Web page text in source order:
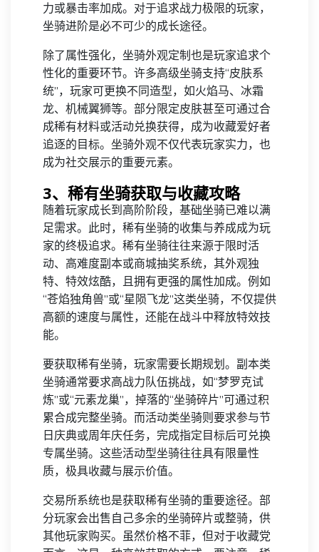
力或暴击率加成。对于追求战力极限的玩家，
坐骑进阶是必不可少的成长途径。
除了属性强化，坐骑外观定制也是玩家追求个
性化的重要环节。许多高级坐骑支持“皮肤系
统”，玩家可更换不同造型，如火焰马、冰霜
龙、机械翼狮等。部分限定皮肤甚至可通过合
成稀有材料或活动兑换获得，成为收藏爱好者
追逐的目标。坐骑外观不仅代表玩家实力，也
成为社交展示的重要元素。
3、稀有坐骑获取与收藏攻略
随着玩家成长到高阶阶段，基础坐骑已难以满
足需求。此时，稀有坐骑的收集与养成成为玩
家的终极追求。稀有坐骑往往来源于限时活
动、高难度副本或商城抽奖系统，其外观独
特、特效炫酷，且拥有更强的属性加成。例如
“苍焰独角兽”或“星陨飞龙”这类坐骑，不仅提供
高额的速度与属性，还能在战斗中释放特效技
能。
要获取稀有坐骑，玩家需要长期规划。副本类
坐骑通常要求高战力队伍挑战，如“梦罗克试
炼”或“元素龙巢”，掉落的“坐骑碎片”可通过积
累合成完整坐骑。而活动类坐骑则要求参与节
日庆典或周年庆任务，完成指定目标后可兑换
专属坐骑。这些活动型坐骑往往具有限量性
质，极具收藏与展示价值。
交易所系统也是获取稀有坐骑的重要途径。部
分玩家会出售自己多余的坐骑碎片或整骑，供
其他玩家购买。虽然价格不菲，但对于收藏党